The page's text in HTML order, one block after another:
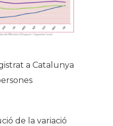
a Catalunya
de la variació